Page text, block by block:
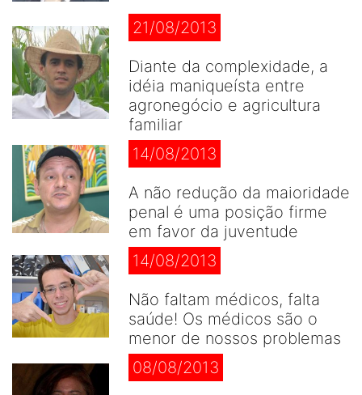
21/08/2013
Diante da complexidade, a
idéia maniqueísta entre
agronegócio e agricultura
familiar
14/08/2013
A não redução da maioridade
penal é uma posição firme
em favor da juventude
14/08/2013
Não faltam médicos, falta
saúde! Os médicos são o
menor de nossos problemas
08/08/2013